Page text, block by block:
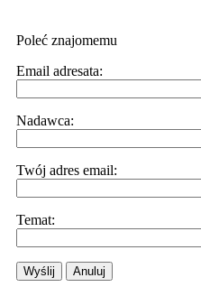
Poleć znajomemu
Email adresata:
Nadawca:
Twój adres email:
Temat:
Wyślij Anuluj